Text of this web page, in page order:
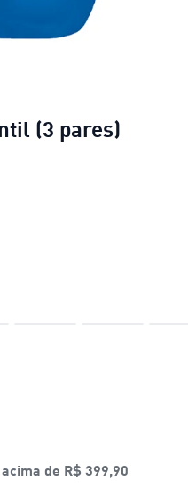
(3 pares)
de R$ 399,90